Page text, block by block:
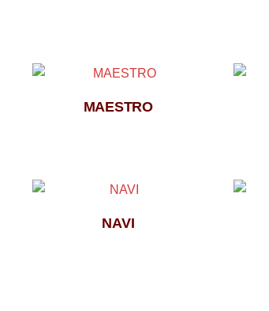
MAESTRO
NAVI